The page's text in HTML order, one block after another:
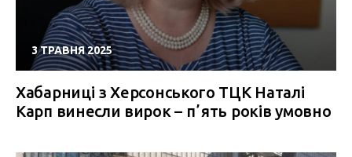
3 ТРАВНЯ 2025
Хабарниці з Херсонського ТЦК Наталі
Карп винесли вирок – пʼять років умовно